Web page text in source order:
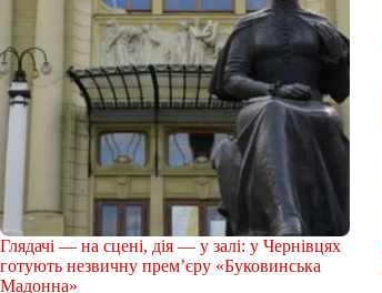
Глядачі — на сцені, дія — у залі: у Чернівцях
готують незвичну прем’єру «Буковинська
Мадонна»